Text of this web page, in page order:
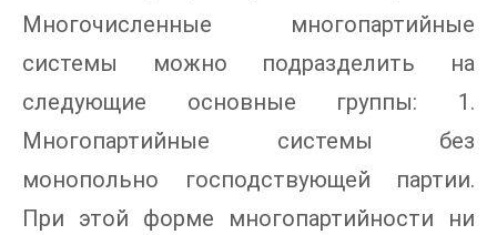
Многочисленные многопартийные
системы можно подразделить на
следующие основные группы: 1.
Многопартийные системы без
монопольно господствующей партии.
При этой форме многопартийности ни